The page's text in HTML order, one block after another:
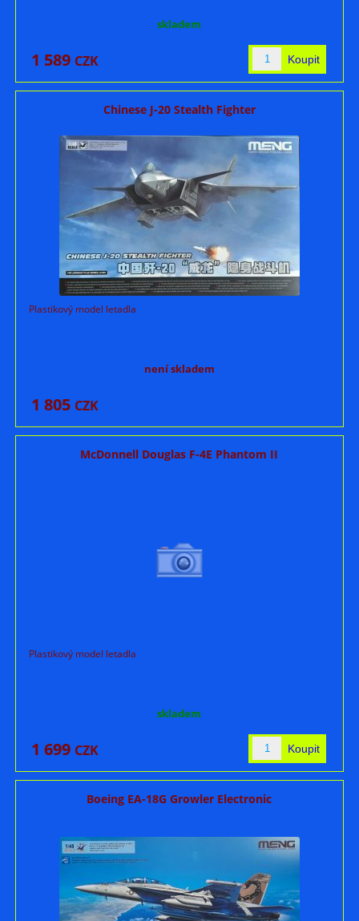
skladem
1 589 CZK
Chinese J-20 Stealth Fighter
Plastikový model letadla
není skladem
1 805 CZK
McDonnell Douglas F-4E Phantom II
Plastikový model letadla
skladem
1 699 CZK
Boeing EA-18G Growler Electronic